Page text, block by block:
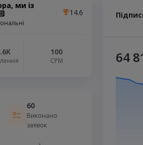
ми iз
14.6
100
СРМ
60
Виконано
заявок
64